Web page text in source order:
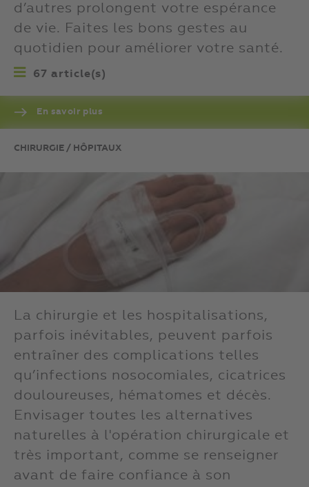
d’autres prolongent votre espérance
de vie. Faites les bons gestes au
quotidien pour améliorer votre santé.
67 article(s)
En savoir plus
CHIRURGIE / HÔPITAUX
La chirurgie et les hospitalisations,
parfois inévitables, peuvent parfois
entraîner des complications telles
qu’infections nosocomiales, cicatrices
douloureuses, hématomes et décès.
Envisager toutes les alternatives
naturelles à l'opération chirurgicale et
très important, comme se renseigner
avant de faire confiance à son